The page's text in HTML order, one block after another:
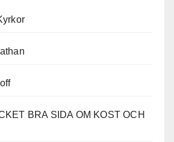
BRA SIDA OM KOST OCH